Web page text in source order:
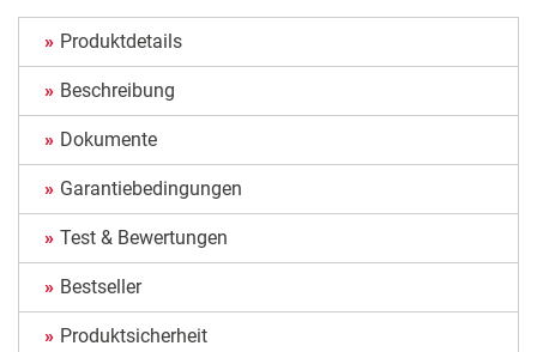
Produktdetails
Beschreibung
Dokumente
Garantiebedingungen
Test & Bewertungen
Bestseller
Produktsicherheit